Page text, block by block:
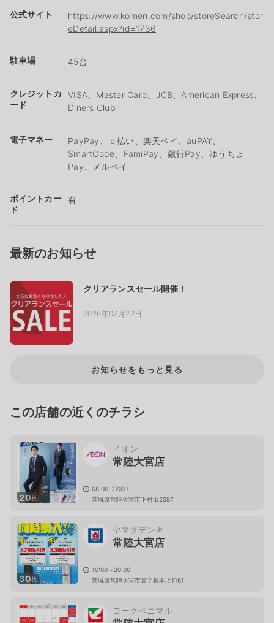
公式サイト
https://www.komeri.com/shop/storeSearch/stor
eDetail.aspx?id=1736
駐車場 45台
クレジットカ
ード
VISA、Master Card、JCB、American Express、
Diners Club
電子マネー
PayPay、ｄ払い、楽天ペイ、auPAY、
SmartCode、FamiPay、銀行Pay、ゆうちょ
Pay、メルペイ
ポイントカー
ド
有
最新のお知らせ
クリアランスセール開催！
2026年07月22日
お知らせをもっと見る
この店舗の近くのチラシ
20枚
イオン
常陸大宮店
08:00-22:00
茨城県常陸大宮市下村田2387
30枚
ヤマダデンキ
常陸大宮店
10:00～20:00
茨城県常陸大宮市泉字根本上1161
ヨークベニマル